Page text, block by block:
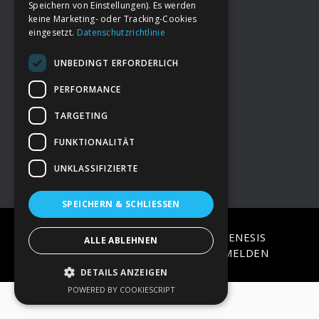
FooterDeine Spende
→ Impressum
→Kontakt zum PAO Team
COPYRIGHT © 2026 · ON
GENESIS
FRAMEWORK·WORDPRESS·ANMELDEN
Speichern von Einstellungen). Es werden
keine Marketing- oder Tracking-Cookies
eingesetzt. Datenschutzrichtlinie
UNBEDINGT ERFORDERLICH
PERFORMANCE
TARGETING
FUNKTIONALITÄT
UNKLASSIFIZIERTE
SPEICHERN & SCHLIESSEN
ALLE ABLEHNEN
DETAILS ANZEIGEN
POWERED BY COOKIESCRIPT